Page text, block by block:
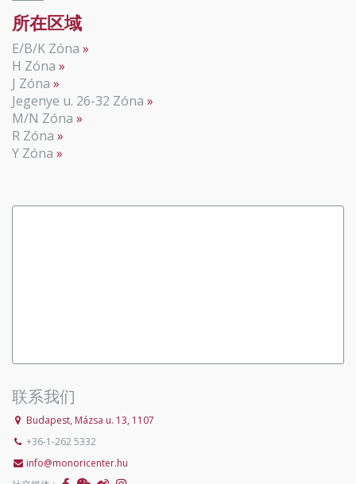
所在区域
E/B/K Zóna
H Zóna
J Zóna
Jegenye u. 26-32 Zóna
M/N Zóna
R Zóna
Y Zóna
联系我们
Budapest, Mázsa u. 13, 1107
+36-1-262 5332
info@monoricenter.hu